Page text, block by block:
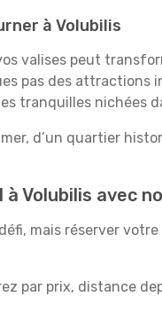
à Volubilis
valises peut
pas des
tranquilles nichées
d’un quartier
Volubilis avec
mais réserver
par prix, distance